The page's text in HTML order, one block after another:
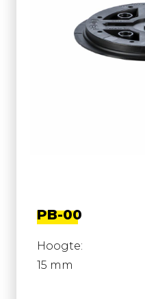
PB-00
Hoogte:
15 mm